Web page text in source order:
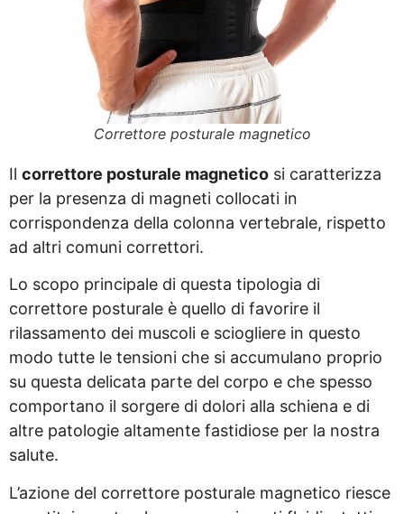
Correttore posturale magnetico
Il correttore posturale magnetico si caratterizza
per la presenza di magneti collocati in
corrispondenza della colonna vertebrale, rispetto
ad altri comuni correttori.
Lo scopo principale di questa tipologia di
correttore posturale è quello di favorire il
rilassamento dei muscoli e sciogliere in questo
modo tutte le tensioni che si accumulano proprio
su questa delicata parte del corpo e che spesso
comportano il sorgere di dolori alla schiena e di
altre patologie altamente fastidiose per la nostra
salute.
L’azione del correttore posturale magnetico riesce